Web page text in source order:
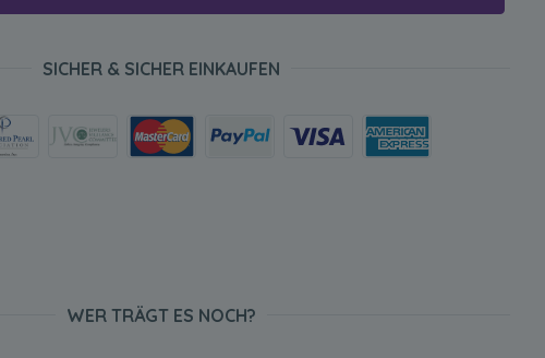
SICHER & SICHER EINKAUFEN
WER TRÄGT ES NOCH?